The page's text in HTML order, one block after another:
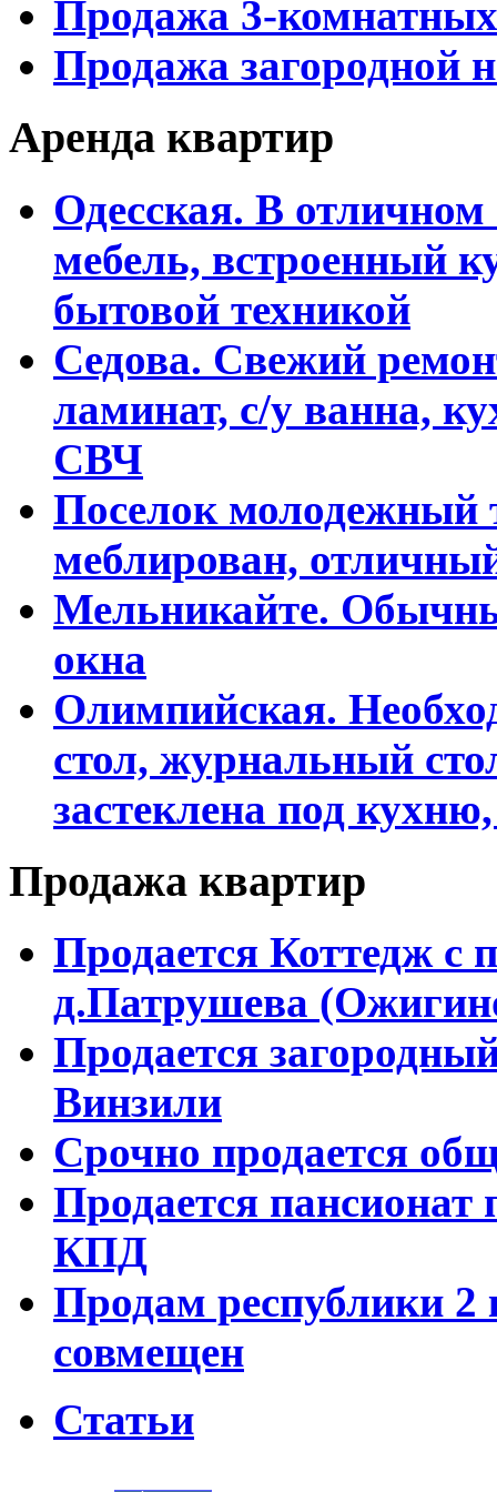
Продажа 3-
Продажа загородной
Аренда квартир
Одесская. В отличном
мебель, встроенный
бытовой техникой
Седова. Свежий
ламинат, с/у ванна,
СВЧ
Поселок молодежный
меблирован,
Мельникайте.
окна
Олимпийская.
стол, журнальный
застеклена под
Продажа квартир
Продается Коттедж с
д.Патрушева
Продается
Винзили
Срочно продается
Продается
КПД
Продам республики 2
совмещен
Статьи